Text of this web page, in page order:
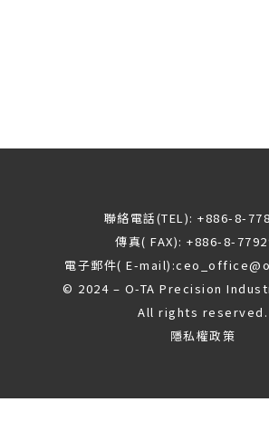
聯絡電話(TEL): +886-8-
傳真( FAX): +886-8-
電子郵件( E-mail):
© 2024 – O-TA Precision
All rights reserved.
隱私權政策